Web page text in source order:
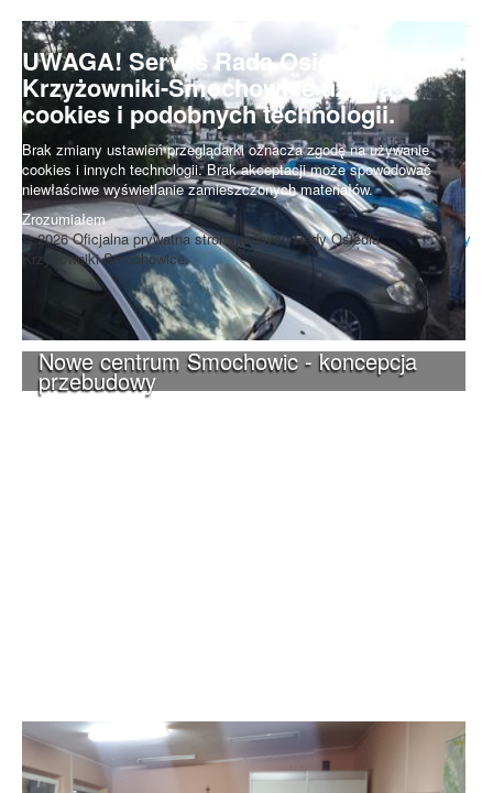
Nowe centrum Smochowic - koncepcja
przebudowy
UWAGA! Serwis Rada Osiedla
Krzyżowniki-Smochowice używa
cookies i podobnych technologii.
Brak zmiany ustawień przeglądarki oznacza zgodę na używanie
cookies i innych technologii. Brak akceptacji może spowodować
niewłaściwe wyświetlanie zamieszczonych materiałów.
Zrozumiałem
Do góry
© 2026 Oficjalna prywatna strona radnych Rady Osiedla
Krzyżowniki-Smochowice.